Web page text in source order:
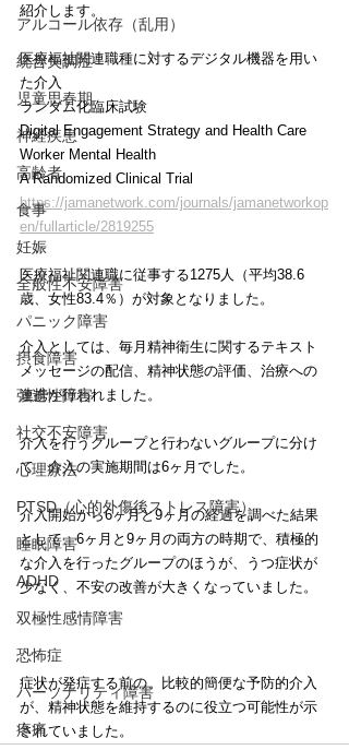
アルコール依存（乱用）
統合失調症
児童思春期
神経疾患
高齢者
食事
妊娠
全般性不安障害
パニック障害
摂食障害
強迫性障害
社交不安障害
心理療法
PTSD（心的外傷後ストレス障害）
睡眠障害
ADHD
双極性感情障害
恐怖症
パーソナリティ障害
疼痛
紹介します。
医療福祉関連職種に対するデジタル機器を用い
た介入
ランダム化臨床試験
Digital Engagement Strategy and Health Care
Worker Mental Health
A Randomized Clinical Trial
https://jamanetwork.com/journals/jamanetworkop
en/fullarticle/2819255
医療福祉関連職に従事する1275人（平均38.6
歳、女性83.4％）が対象となりました。
介入としては、毎月精神衛生に関するテキスト
メッセージの配信、精神状態の評価、治療への
連携が行われました。
介入を行うグループと行わないグループに分け
て、介入の実施期間は6ヶ月でした。
介入開始から6ヶ月と9ヶ月の経過を調べた結果
として、6ヶ月と9ヶ月の両方の時期で、積極的
な介入を行ったグループのほうが、うつ症状が
少なく、不安の改善が大きくなっていました。
症状が発症する前の、比較的簡便な予防的介入
が、精神状態を維持するのに役立つ可能性が示
されていました。